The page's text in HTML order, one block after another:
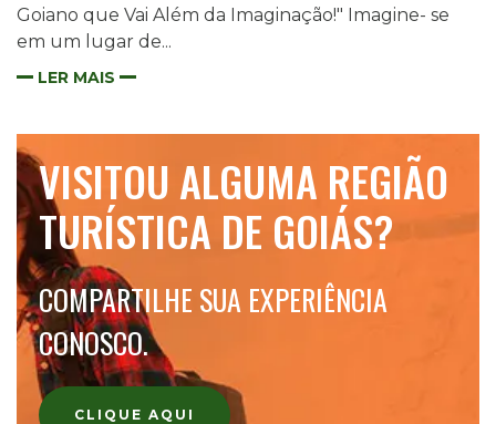
Goiano que Vai Além da Imaginação!" Imagine- se
em um lugar de...
LER MAIS
VISITOU ALGUMA REGIÃO
TURÍSTICA DE GOIÁS?
COMPARTILHE SUA EXPERIÊNCIA
CONOSCO.
CLIQUE AQUI